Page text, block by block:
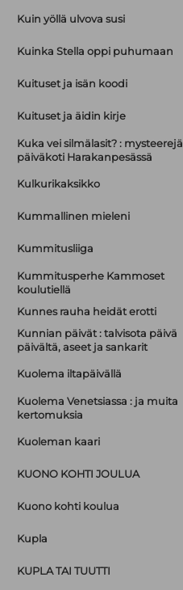
Kuin yöllä ulvova susi
Kuinka Stella oppi puhumaan
Kuituset ja isän koodi
Kuituset ja äidin kirje
Kuka vei silmälasit? : mysteerejä
päiväkoti Harakanpesässä
Kulkurikaksikko
Kummallinen mieleni
Kummitusliiga
Kummitusperhe Kammoset
koulutiellä
Kunnes rauha heidät erotti
Kunnian päivät : talvisota päivä
päivältä, aseet ja sankarit
Kuolema iltapäivällä
Kuolema Venetsiassa : ja muita
kertomuksia
Kuoleman kaari
KUONO KOHTI JOULUA
Kuono kohti koulua
Kupla
KUPLA TAI TUUTTI